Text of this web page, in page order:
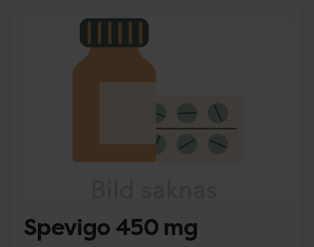
Lista: . Innehåller 1 objekt.
Spevigo 450 mg